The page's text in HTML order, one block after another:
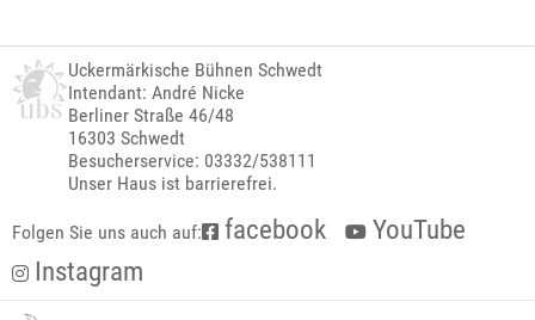
Uckermärkische Bühnen Schwedt
Intendant: André Nicke
Berliner Straße 46/48
16303 Schwedt
Besucherservice: 03332/538111
Unser Haus ist barrierefrei.
Folgen Sie uns auch auf: facebook
YouTube
Instagram